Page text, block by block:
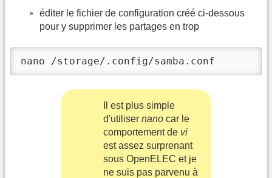
éditer le fichier de configuration créé ci-dessous
pour y supprimer les partages en trop
nano /storage/.config/samba.conf
Il est plus simple
d'utiliser nanocar le
comportement de vi
est assez surprenant
sous OpenELEC et je
ne suis pas parvenu à